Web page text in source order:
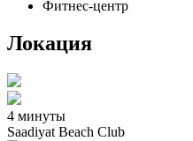
Фитнес-центр
Локация
4 минуты
Saadiyat Beach Club